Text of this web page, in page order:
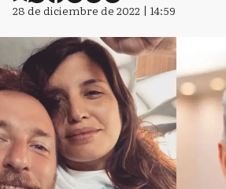
28 de diciembre de 2022 | 14:59